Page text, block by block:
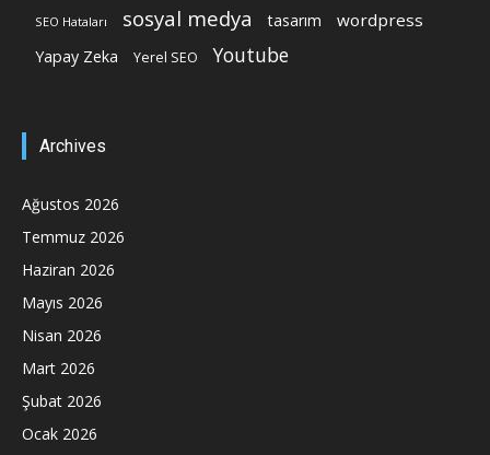
SEO Hataları sosyal medya tasarım wordpress
Yapay Zeka Yerel SEO Youtube
Archives
Ağustos 2026
Temmuz 2026
Haziran 2026
Mayıs 2026
Nisan 2026
Mart 2026
Şubat 2026
Ocak 2026